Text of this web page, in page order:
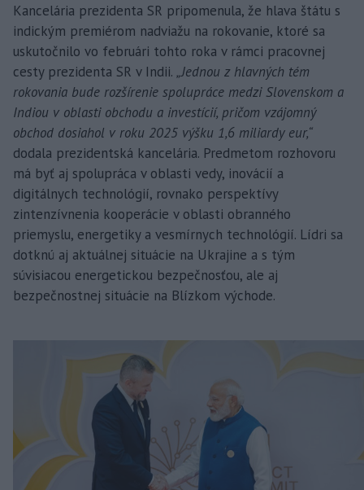
Kancelária prezidenta SR pripomenula, že hlava štátu s
indickým premiérom nadviažu na rokovanie, ktoré sa
uskutočnilo vo februári tohto roka v rámci pracovnej
cesty prezidenta SR v Indii. „Jednou z hlavných tém
rokovania bude rozšírenie spolupráce medzi Slovenskom a
Indiou v oblasti obchodu a investícií, pričom vzájomný
obchod dosiahol v roku 2025 výšku 1,6 miliardy eur,“
dodala prezidentská kancelária. Predmetom rozhovoru
má byť aj spolupráca v oblasti vedy, inovácií a
digitálnych technológií, rovnako perspektívy
zintenzívnenia kooperácie v oblasti obranného
priemyslu, energetiky a vesmírnych technológií. Lídri sa
dotknú aj aktuálnej situácie na Ukrajine a s tým
súvisiacou energetickou bezpečnosťou, ale aj
bezpečnostnej situácie na Blízkom východe.